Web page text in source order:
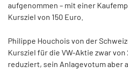
aufgenommen – mit einer
Kursziel von 150 Euro.
Philippe Houchois von der
Kursziel für die VW-Aktie zwar von
reduziert, sein Anlagevotum aber